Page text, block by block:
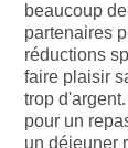
beaucoup
partenaires
réductions
faire plaisir
trop
pour un
un déjeuner